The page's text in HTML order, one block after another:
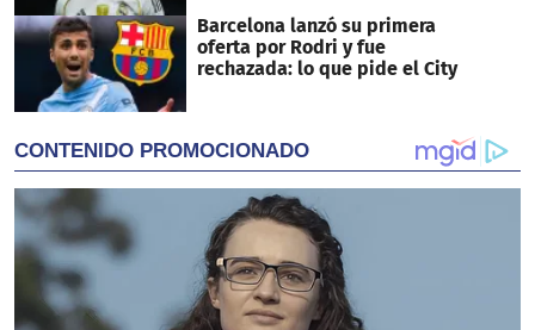
Barcelona lanzó su primera
oferta por Rodri y fue
rechazada: lo que pide el City